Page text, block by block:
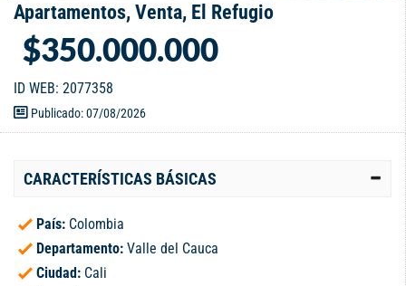
Apartamentos, Venta, El Refugio
$350.000.000
ID WEB: 2077358
Publicado: 07/08/2026
CARACTERÍSTICAS BÁSICAS
País: Colombia
Departamento: Valle del Cauca
Ciudad: Cali